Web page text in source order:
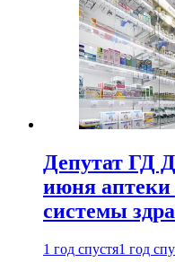
Депутат ГД
июня аптеки
системы
1 год спустя1 год